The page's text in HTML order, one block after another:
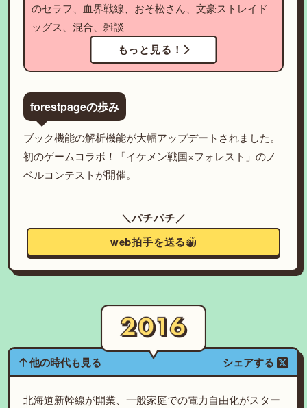
のセラフ、血界戦線、おそ松さん、文豪ストレイド
ッグス、混合、雑談
もっと見る！
forestpageの歩み
ブック機能の解析機能が大幅アップデートされました。
初のゲームコラボ！「イケメン戦国×フォレスト」のノ
ベルコンテストが開催。
＼パチパチ／
web拍手を送る
他の時代も見る シェアする
北海道新幹線が開業、一般家庭での電力自由化がスター